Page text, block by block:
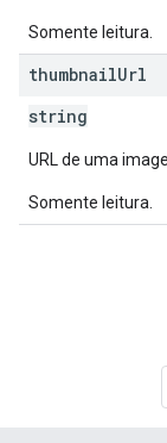
Somente leitura.
thumbnailUrl
string
URL de uma
Somente leitura.